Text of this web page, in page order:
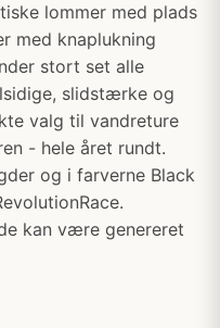
lommer med plads
med knaplukning
stort set alle
slidstærke og
valg til vandreture
- hele året rundt.
og i farverne Black
kan være genereret